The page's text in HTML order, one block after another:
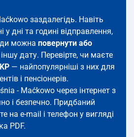
заздалегідь. Навіть
у дні та годині відправлення,
можна повернути або
дату. Перевірте, чи маєте
— найпопулярніші з них для
і пенсіонерів.
- Maćkowo через інтернет з
і безпечно. Придбаний
на e-mail і телефон у вигляді
PDF.